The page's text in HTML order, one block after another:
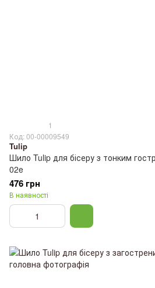
1
Код: 00-00009549
Tulip
Шило Tulip для бісеру з тонким
02e
476 грн
В наявності